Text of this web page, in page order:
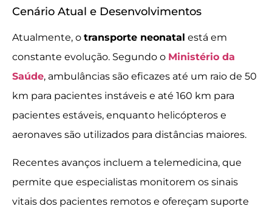
Cenário Atual e Desenvolvimentos
Atualmente, o transporte neonatal está em
constante evolução. Segundo o Ministério da
Saúde, ambulâncias são eficazes até um raio de 50
km para pacientes instáveis e até 160 km para
pacientes estáveis, enquanto helicópteros e
aeronaves são utilizados para distâncias maiores.
Recentes avanços incluem a telemedicina, que
permite que especialistas monitorem os sinais
vitais dos pacientes remotos e ofereçam suporte